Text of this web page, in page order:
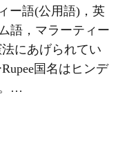
ー語(公用語)，英
語，マラーティー
にあげられてい
国名はヒンデ
…